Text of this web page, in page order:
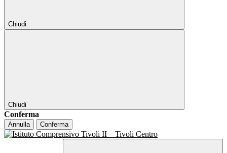
Chiudi
Chiudi
Conferma
Annulla Conferma